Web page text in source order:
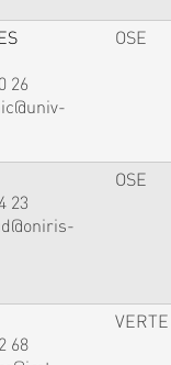
26
OSE
23
OSE
68
VERTE